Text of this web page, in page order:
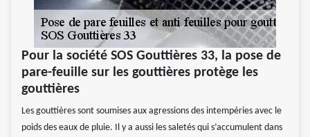
Pour la société SOS Gouttières 33, la pose de
pare-feuille sur les gouttières protège les
gouttières
Les gouttières sont soumises aux agressions des intempéries avec le
poids des eaux de pluie. Il y a aussi les saletés qui s’accumulent dans